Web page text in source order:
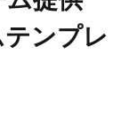
ンプレ